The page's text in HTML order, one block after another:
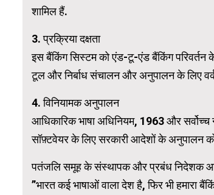
शामिल हैं.
3. प्रक्रिया दक्षता
इस बैंकिंग सिस्टम को एंड-टू-एंड बैंकिंग
टूल और निर्बाध संचालन और अनुपालन के लिए
4. विनियामक अनुपालन
आधिकारिक भाषा अधिनियम, 1963 और सर्वोच्च
सॉफ़्टवेयर के लिए सरकारी आदेशों के अनुपालन
पतंजलि समूह के संस्थापक और प्रबंध निदेशक
”भारत कई भाषाओं वाला देश है, फिर भी